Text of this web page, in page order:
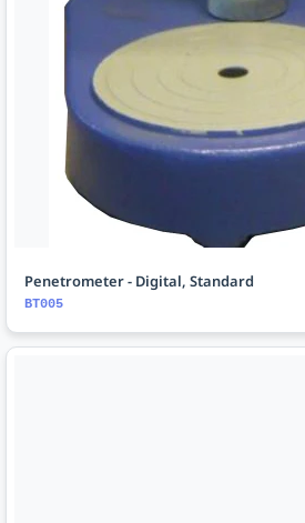
Penetrometer - Digital, Standard
BT005